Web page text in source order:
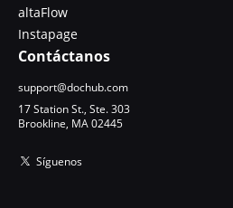
altaFlow
Instapage
Contáctanos
support@dochub.com
17 Station St., Ste. 303
Brookline, MA 02445
Síguenos